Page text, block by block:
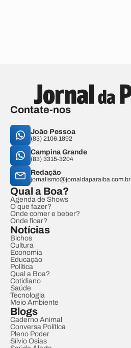
Contate-nos
João Pessoa
(83) 2106.1892
Campina Grande
(83) 3315-3204
Redação
jornalismo@jornaldaparaiba.com.br
Qual a Boa?
Agenda de Shows
O que fazer?
Onde comer e beber?
Onde ficar?
Notícias
Bichos
Cultura
Economia
Educação
Política
Qual a Boa?
Cotidiano
Saúde
Tecnologia
Meio Ambiente
Blogs
Caderno Animal
Conversa Política
Pleno Poder
Sílvio Osias